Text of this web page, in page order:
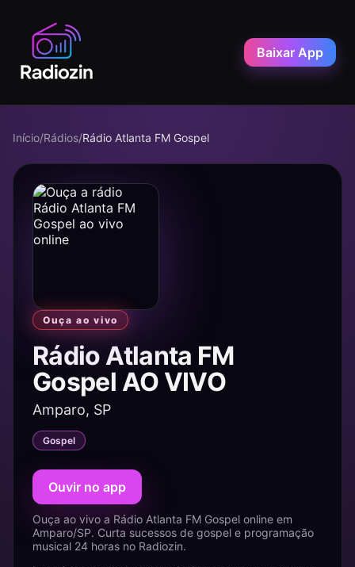
Baixar App
Início/Rádios/Rádio Atlanta FM Gospel
Ouça ao vivo
Rádio Atlanta FM
Gospel AO VIVO
Amparo, SP
Gospel
Ouvir no app
Ouça ao vivo a Rádio Atlanta FM Gospel online em
Amparo/SP. Curta sucessos de gospel e programação
musical 24 horas no Radiozin.